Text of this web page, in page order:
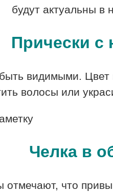
будут актуальны в
Прически с
видимыми.
волосы или
Челка в
что